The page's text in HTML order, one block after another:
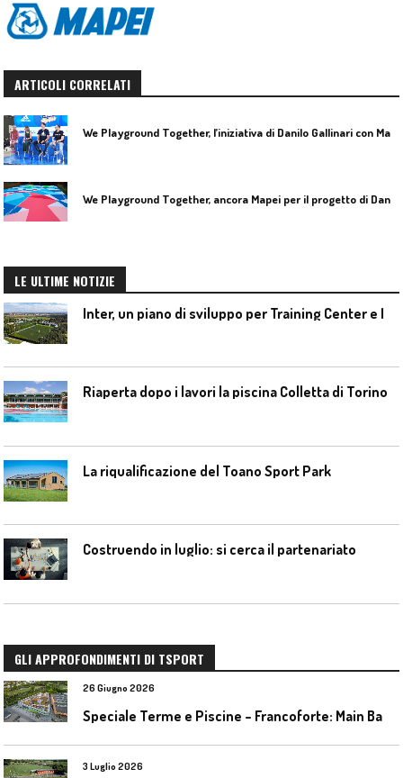
ARTICOLI CORRELATI
LE ULTIME NOTIZIE
Riaperta dopo i lavori la piscina Colletta di Torino
La riqualificazione del Toano Sport Park
Costruendo in luglio: si cerca il partenariato
GLI APPROFONDIMENTI DI TSPORT
26 Giugno 2026
3 Luglio 2026